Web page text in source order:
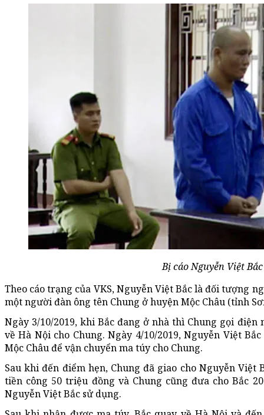
Bị cáo Nguyễn Việt
Theo cáo trạng của VKS, Nguyễn Việt Bắc là đối tượng
một người đàn ông tên Chung ở huyện Mộc Châu (tỉnh
Ngày 3/10/2019, khi Bắc đang ở nhà thì Chung gọi điện
về Hà Nội cho Chung. Ngày 4/10/2019, Nguyễn Việt
Mộc Châu để vận chuyển ma túy cho Chung.
Sau khi đến điểm hẹn, Chung đã giao cho Nguyễn
tiền công 50 triệu đồng và Chung cũng đưa cho Bắc
Nguyễn Việt Bắc sử dụng.